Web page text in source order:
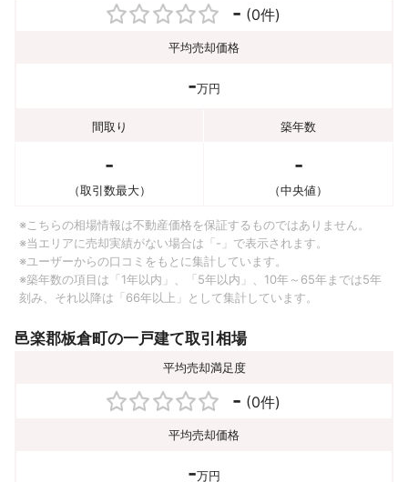
- (0件)
平均売却価格
-万円
間取り 築年数
-
（取引数最大）
-
（中央値）
※こちらの相場情報は不動産価格を保証するものではありません。
※当エリアに売却実績がない場合は「-」で表示されます。
※ユーザーからの口コミをもとに集計しています。
※築年数の項目は「1年以内」、「5年以内」、10年～65年までは5年
刻み、それ以降は「66年以上」として集計しています。
邑楽郡板倉町の一戸建て取引相場
平均売却満足度
- (0件)
平均売却価格
-万円